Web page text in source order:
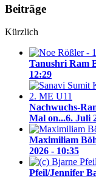
Beiträge
Kürzlich
Tanushri Ram
12:29
Nachwuchs-
Mal on...6. Juli
Maximiliam
2026 - 10:35
Pfeil/Jennifer